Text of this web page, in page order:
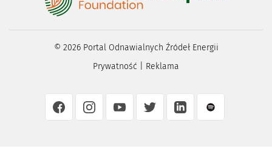
© 2026Portal Odnawialnych Źródeł Energii
Prywatność
Reklama